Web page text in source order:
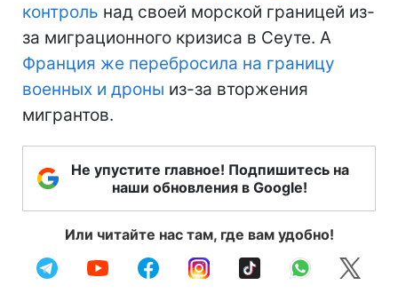
контроль над своей морской границей из-
за миграционного кризиса в Сеуте. А
Франция же перебросила на границу
военных и дроны из-за вторжения
мигрантов.
Не упустите главное! Подпишитесь на
наши обновления в Google!
Или читайте нас там, где вам удобно!